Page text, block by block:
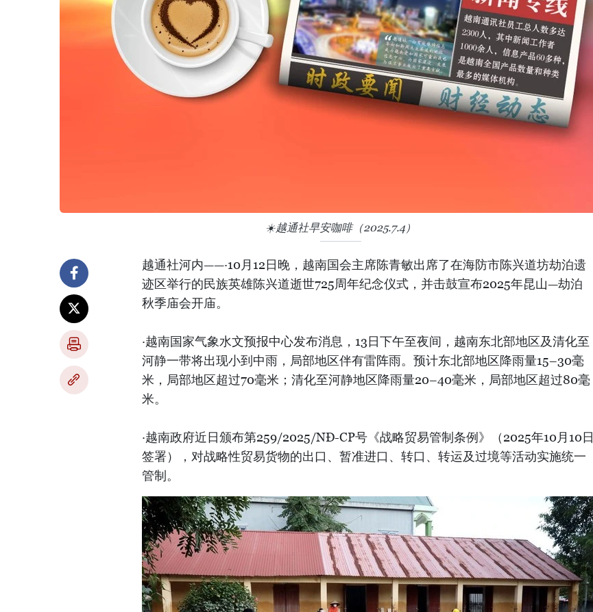
☀️越通社早安咖啡（2025.7.4）
越通社河内——·10月12日晚，越南国会主席陈青敏出席了在海防市陈兴道坊劫泊遗
迹区举行的民族英雄陈兴道逝世725周年纪念仪式，并击鼓宣布2025年昆山—劫泊
秋季庙会开庙。
·越南国家气象水文预报中心发布消息，13日下午至夜间，越南东北部地区及清化至
河静一带将出现小到中雨，局部地区伴有雷阵雨。预计东北部地区降雨量15–30毫
米，局部地区超过70毫米；清化至河静地区降雨量20–40毫米，局部地区超过80毫
米。
·越南政府近日颁布第259/2025/NĐ-CP号《战略贸易管制条例》（2025年10月10日
签署），对战略性贸易货物的出口、暂准进口、转口、转运及过境等活动实施统一
管制。